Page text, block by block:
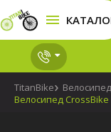
TitanBike
Велосипед